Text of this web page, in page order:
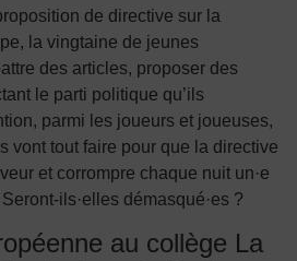
de directive sur la
la vingtaine de jeunes
des articles, proposer des
le parti politique qu’ils
parmi les joueurs et joueuses,
vont tout faire pour que la directive
et corrompre chaque nuit un·e
ils·elles démasqué·es ?
au collège La